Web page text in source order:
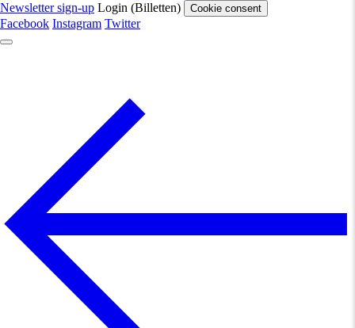
Newsletter sign-up Login (Billetten) Cookie consent
Facebook Instagram Twitter